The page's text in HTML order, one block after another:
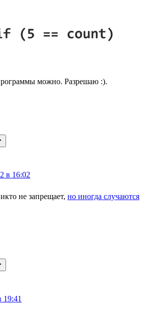
можно. Разрешаю :).
в 16:02
не запрещает, но иногда случаются
19:41